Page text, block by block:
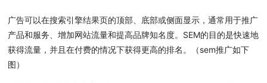
广告可以在搜索引擎结果页的顶部、底部或侧面显示，通常用于推广
产品和服务、增加网站流量和提高品牌知名度。SEM的目的是快速地
获得流量，并且在付费的情况下获得更高的排名。（sem推广如下
图）